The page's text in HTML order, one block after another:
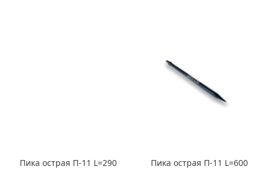
Пика острая П-11 L=290 Пика острая П-11 L=600